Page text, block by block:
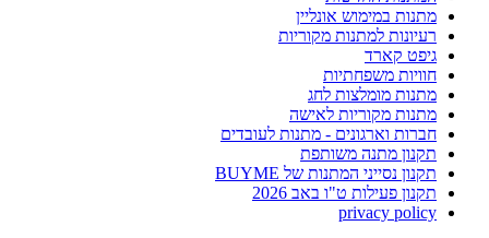
מתנות במימוש אונליין
רעיונות למתנות מקוריות
גיפט קארד
חוויות משפחתיות
מתנות מומלצות לחג
מתנות מקוריות לאישה
חברות וארגונים - מתנות לעובדים
תקנון מתנה משותפת
תקנון נסייני המתנות של BUYME
תקנון פעילות ט"ו באב 2026
privacy policy